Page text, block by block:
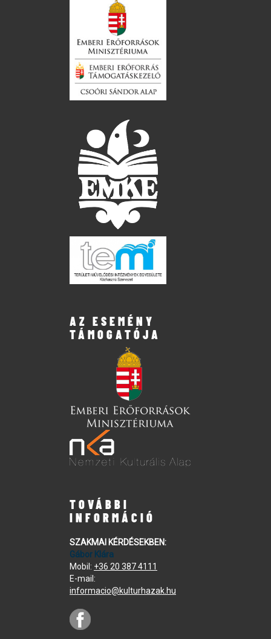
AZ ESEMÉNY
TÁMOGATÓJA
TOVÁBBI
INFORMÁCIÓ
SZAKMAI KÉRDÉSEKBEN:
Gábor Klára
Mobil: +36 20 387 4111
E-mail:
informacio@kulturhazak.hu